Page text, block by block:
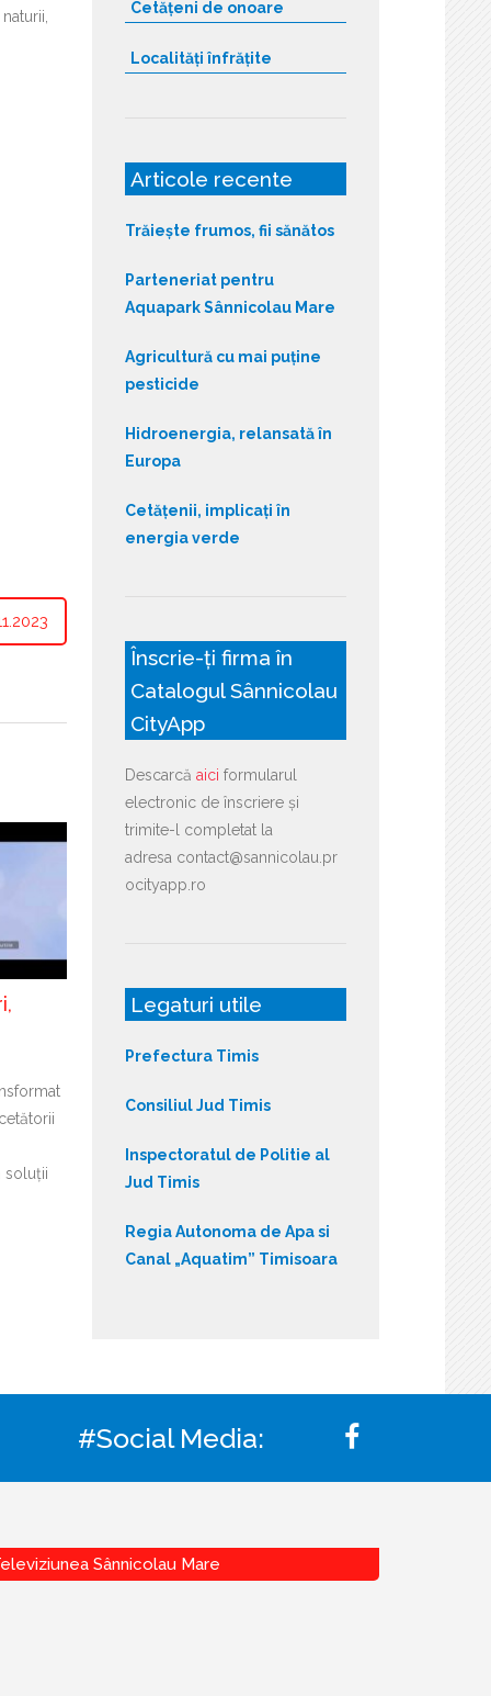
soluții
Cetățeni de onoare
Localități înfrățite
Articole recente
Trăiește frumos, fii sănătos
Parteneriat pentru
Aquapark Sânnicolau Mare
Agricultură cu mai puține
pesticide
Hidroenergia, relansată în
Europa
Cetățenii, implicați în
energia verde
Înscrie-ți firma în
Catalogul Sânnicolau
CityApp
Descarcă aici formularul
electronic de înscriere și
trimite-l completat la
adresa contact@sannicolau.pr
ocityapp.ro
Legaturi utile
Prefectura Timis
Consiliul Jud Timis
Inspectoratul de Politie al
Jud Timis
Regia Autonoma de Apa si
Canal „Aquatim” Timisoara
#Social Media:
Sânnicolau Mare